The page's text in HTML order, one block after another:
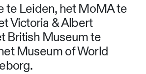
te Leiden, het MoMA te
Victoria & Albert
British Museum te
Museum of World